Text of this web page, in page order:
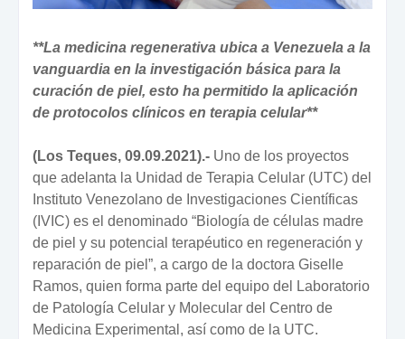
**La medicina regenerativa ubica a Venezuela a la
vanguardia en la investigación básica para la
curación de piel, esto ha permitido la aplicación
de protocolos clínicos en terapia celular**
(Los Teques, 09.09.2021).- Uno de los proyectos
que adelanta la Unidad de Terapia Celular (UTC) del
Instituto Venezolano de Investigaciones Científicas
(IVIC) es el denominado “Biología de células madre
de piel y su potencial terapéutico en regeneración y
reparación de piel”, a cargo de la doctora Giselle
Ramos, quien forma parte del equipo del Laboratorio
de Patología Celular y Molecular del Centro de
Medicina Experimental, así como de la UTC.